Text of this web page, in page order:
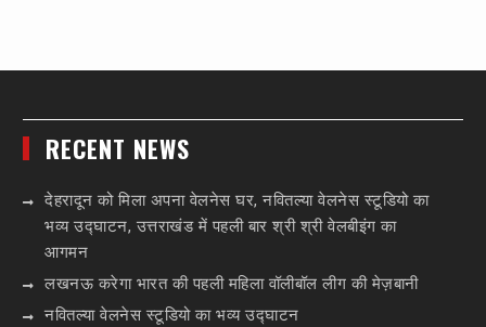
RECENT NEWS
देहरादून को मिला अपना वेलनेस घर, नवितल्या वेलनेस स्टूडियो का
भव्य उद्घाटन, उत्तराखंड में पहली बार श्री श्री वेलबीइंग का
आगमन
लखनऊ करेगा भारत की पहली महिला वॉलीबॉल लीग की मेज़बानी
नवितल्या वेलनेस स्टूडियो का भव्य उद्घाटन